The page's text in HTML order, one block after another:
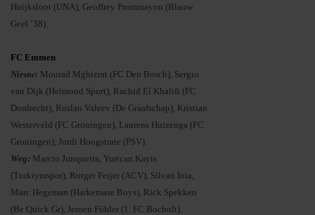
Huijksloot (UNA), Geoffrey Prommayon (Blauw
Geel ’38).
FC Emmen
Nieuw: Mourad Mghizrat (FC Den Bosch), Sergio
van Dijk (Helmond Sport), Rachid El Khalifi (FC
Dordrecht), Ruslan Valeev (De Graafschap), Kristian
Westerveld (FC Groningen), Laurens Huizenga (FC
Groningen), Jordi Hoogstrate (PSV).
Weg: Marcio Junqueira, Yurtcan Kayis
(Turkiymspor), Rutger Feijer (ACV), Silvan Inia,
Marc Hegeman (Harkemase Boys), Rick Spekken
(Be Quick Gr), Jeroen Fühler (1. FC Bocholt).